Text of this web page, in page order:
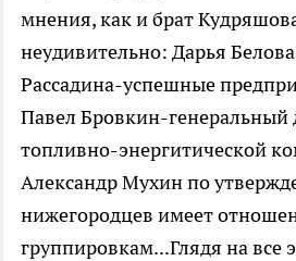
мнения, как и брат
неудивительно: Дарья
Рассадина-успешные
Павел Бровкин-генеральный
топливно-энергитической
Александр Мухин по
нижегородцев имеет
группировкам...Глядя на все